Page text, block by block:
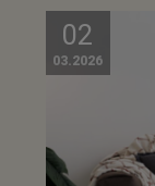
02
03.2026